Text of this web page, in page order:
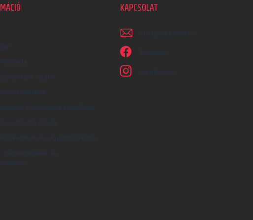
tájékoztató
visszaküldése
és reklamációs szabályzat
és fizetés módja
és együttműködés
megrendelések és
KAPCSOLAT
irjon @ earplugs.hu
Facebook
earplugs.hu